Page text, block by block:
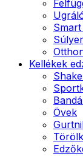
Kellékek
Övek